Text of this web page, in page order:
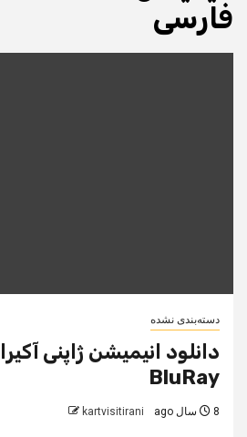
فارسی
دسته‌بندی نشده
BluRay
8 سال ago kartvisitirani